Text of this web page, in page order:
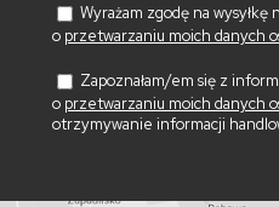
Wyrażam zgodę na
o przetwarzaniu moich danych
Zapoznałam/em się z
o przetwarzaniu moich danych
otrzymywanie informacji